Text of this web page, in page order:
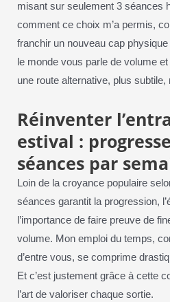
misant sur seulement 3 séances
comment ce choix m’a permis,
franchir un nouveau cap physique
le monde vous parle de volume
une route alternative, plus
Réinventer
estival :
séances par
Loin de la croyance populaire
séances garantit la progression,
l’importance de faire preuve de
volume. Mon emploi du temps,
d’entre vous, se comprime
Et c’est justement grâce à cette
l’art de valoriser chaque sortie.